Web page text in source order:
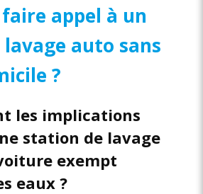
appel à un
auto sans
?
les implications
station de lavage
exempt
eaux ?